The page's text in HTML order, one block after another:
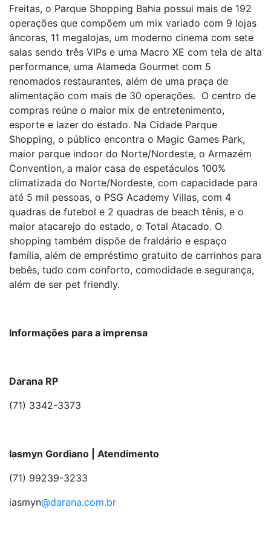
Freitas, o Parque Shopping Bahia possui mais de 192
operações que compõem um mix variado com 9 lojas
âncoras, 11 megalojas, um moderno cinema com sete
salas sendo três VIPs e uma Macro XE com tela de alta
performance, uma Alameda Gourmet com 5
renomados restaurantes, além de uma praça de
alimentação com mais de 30 operações. O centro de
compras reúne o maior mix de entretenimento,
esporte e lazer do estado. Na Cidade Parque
Shopping, o público encontra o Magic Games Park,
maior parque indoor do Norte/Nordeste, o Armazém
Convention, a maior casa de espetáculos 100%
climatizada do Norte/Nordeste, com capacidade para
até 5 mil pessoas, o PSG Academy Villas, com 4
quadras de futebol e 2 quadras de beach tênis, e o
maior atacarejo do estado, o Total Atacado. O
shopping também dispõe de fraldário e espaço
família, além de empréstimo gratuito de carrinhos para
bebês, tudo com conforto, comodidade e segurança,
além de ser pet friendly.
Informações para a imprensa
Darana RP
(71) 3342-3373
Iasmyn Gordiano | Atendimento
(71) 99239-3233
iasmyn@darana.com.br